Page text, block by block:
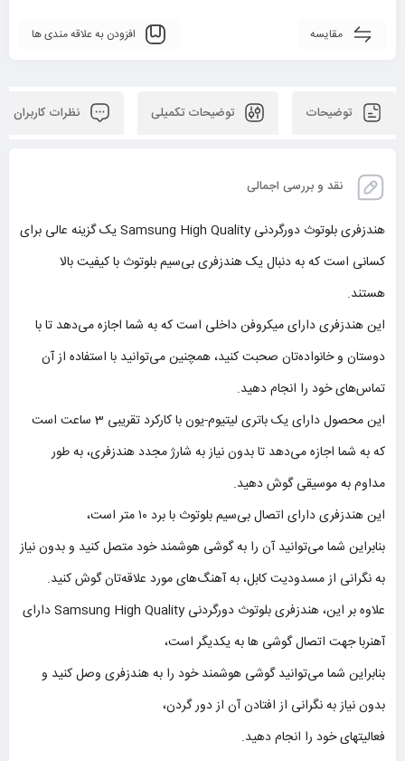
مقایسه افزودن به علاقه مندی ها
توضیحات توضیحات تکمیلی نظرات کاربران
نقد و بررسی اجمالی
هندزفری بلوتوث دورگردنی Samsung High Quality یک گزینه عالی برای
کسانی است که به دنبال یک هندزفری بی‌سیم بلوتوث با کیفیت بالا
هستند.
این هندزفری دارای میکروفن داخلی است که به شما اجازه می‌دهد تا با
دوستان و خانواده‌تان صحبت کنید، همچنین می‌توانید با استفاده از آن
تماس‌های خود را انجام دهید.
این محصول دارای یک باتری لیتیوم-یون با کارکرد تقریبی 3 ساعت است
که به شما اجازه می‌دهد تا بدون نیاز به شارژ مجدد هندزفری، به طور
مداوم به موسیقی گوش دهید.
این هندزفری دارای اتصال بی‌سیم بلوتوث با برد ۱۰ متر است،
بنابراین شما می‌توانید آن را به گوشی هوشمند خود متصل کنید و بدون نیاز
به نگرانی از مسدودیت کابل، به آهنگ‌های مورد علاقه‌تان گوش کنید.
علاوه بر این، هندزفری بلوتوث دورگردنی Samsung High Quality دارای
آهنربا جهت اتصال گوشی ها به یکدیگر است،
بنابراین شما می‌توانید گوشی هوشمند خود را به هندزفری وصل کنید و
بدون نیاز به نگرانی از افتادن آن از دور گردن،
فعالیتهای خود را انجام دهید.